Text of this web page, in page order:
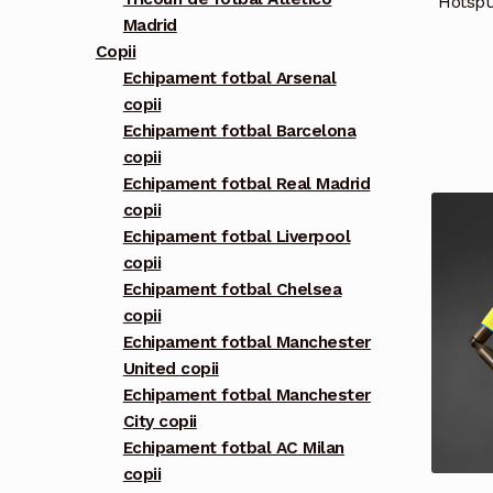
Madrid
Copii
Echipament fotbal Arsenal
copii
Echipament fotbal Barcelona
copii
Echipament fotbal Real Madrid
copii
Echipament fotbal Liverpool
copii
Echipament fotbal Chelsea
copii
Echipament fotbal Manchester
United copii
Echipament fotbal Manchester
City copii
Echipament fotbal AC Milan
copii